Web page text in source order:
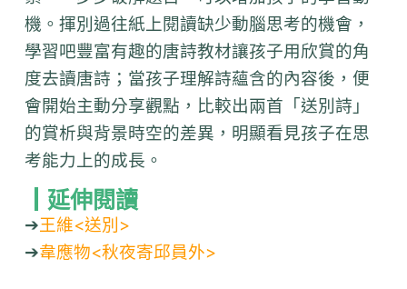
機。揮別過往紙上閱讀缺少動腦思考的機會，
學習吧豐富有趣的唐詩教材讓孩子用欣賞的角
度去讀唐詩；當孩子理解詩蘊含的內容後，便
會開始主動分享觀點，比較出兩首「送別詩」
的賞析與背景時空的差異，明顯看見孩子在思
考能力上的成長。
┃延伸閱讀
➔王維<送別>
➔韋應物<秋夜寄邱員外>